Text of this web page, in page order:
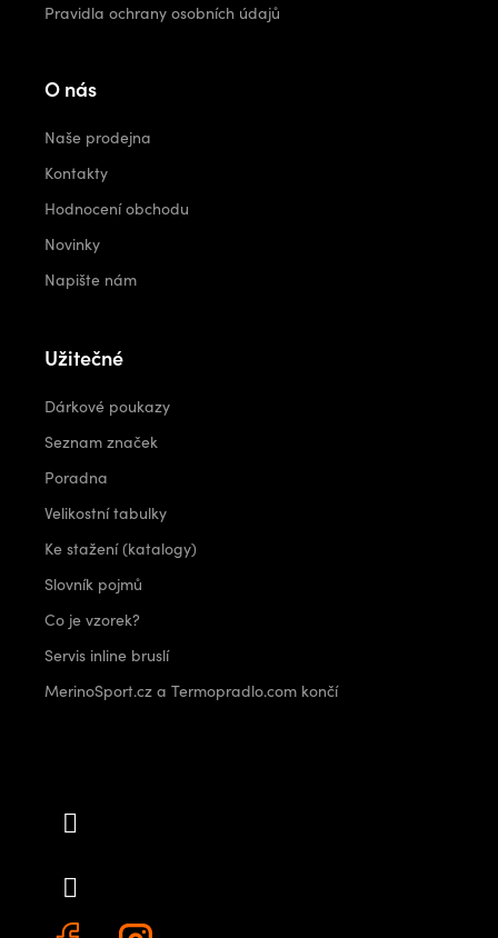
Pravidla ochrany osobních údajů
O nás
Naše prodejna
Kontakty
Hodnocení obchodu
Novinky
Napište nám
Užitečné
Dárkové poukazy
Seznam značek
Poradna
Velikostní tabulky
Ke stažení (katalogy)
Slovník pojmů
Co je vzorek?
Servis inline bruslí
MerinoSport.cz a Termopradlo.com končí